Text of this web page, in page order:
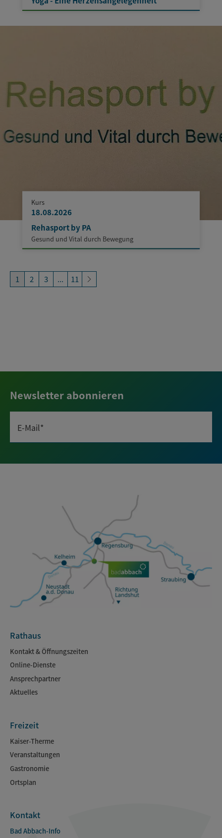
Kurs
18.08.2026
Rehasport by PA
Gesund und Vital durch Bewegung
1 2 3 ... 11
Newsletter abonnieren
E-Mail*
Rathaus
Kontakt & Öffnungszeiten
Online-Dienste
Ansprechpartner
Aktuelles
Freizeit
Kaiser-Therme
Veranstaltungen
Gastronomie
Ortsplan
Kontakt
Bad Abbach-Info